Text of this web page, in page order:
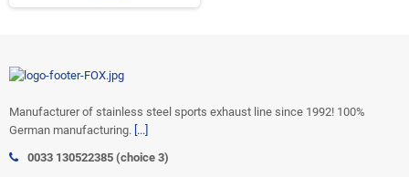
Manufacturer of stainless steel sports exhaust line since 1992! 100%
German manufacturing. [...]
0033 130522385 (choice 3)